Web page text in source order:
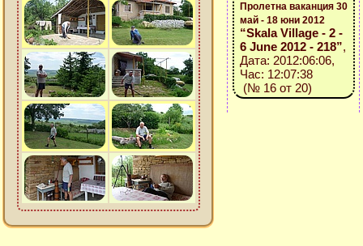
Пролетна ваканция 30
май - 18 юни 2012
“Skala Village - 2 -
6 June 2012 - 218”,
Дата: 2012:06:06,
Час: 12:07:38
(№ 16 от 20)